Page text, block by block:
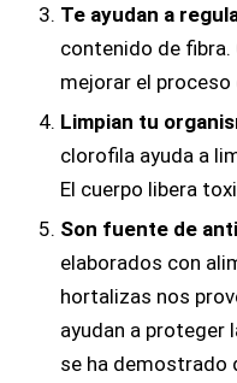
Te ayudan a
contenido de fibra.
mejorar el
Limpian tu
clorofila ayuda a
El cuerpo libera
Son fuente de
elaborados con
hortalizas nos
ayudan a proteger
se ha demostrado